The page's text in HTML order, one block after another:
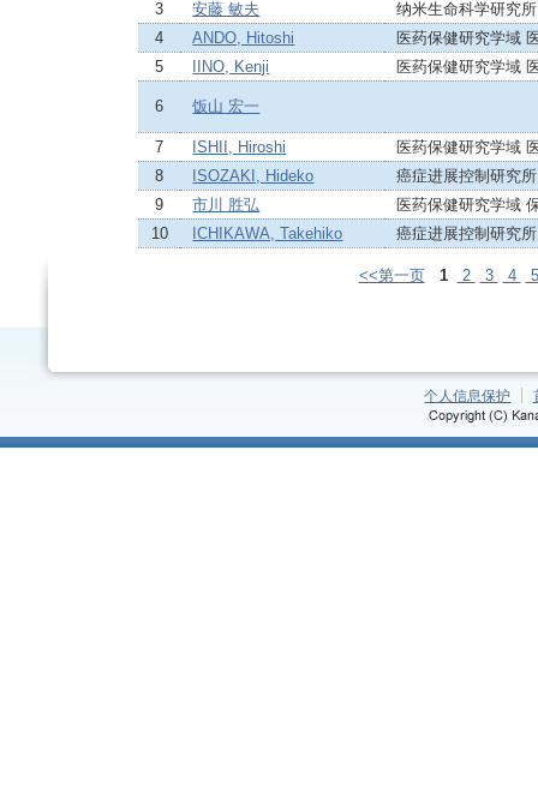
3
安藤 敏夫
纳米生命科学研究所
4
ANDO, Hitoshi
医药保健研究学域
5
IINO, Kenji 医药保健研究学域
6 饭山 宏一
7 ISHII, Hiroshi
医药保健研究学域
8
ISOZAKI, Hideko
癌症进展控制研究所
9
市川 胜弘
医药保健研究学域
10
ICHIKAWA, Takehiko 癌症进展控制研究所
<<第一页 1 2 3 4
个人信息保护